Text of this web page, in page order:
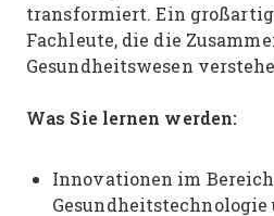
transformiert. Ein
Fachleute, die die
Gesundheitswesen
Was Sie lernen werden:
Innovationen im Bereich
Gesundheitstechnologie